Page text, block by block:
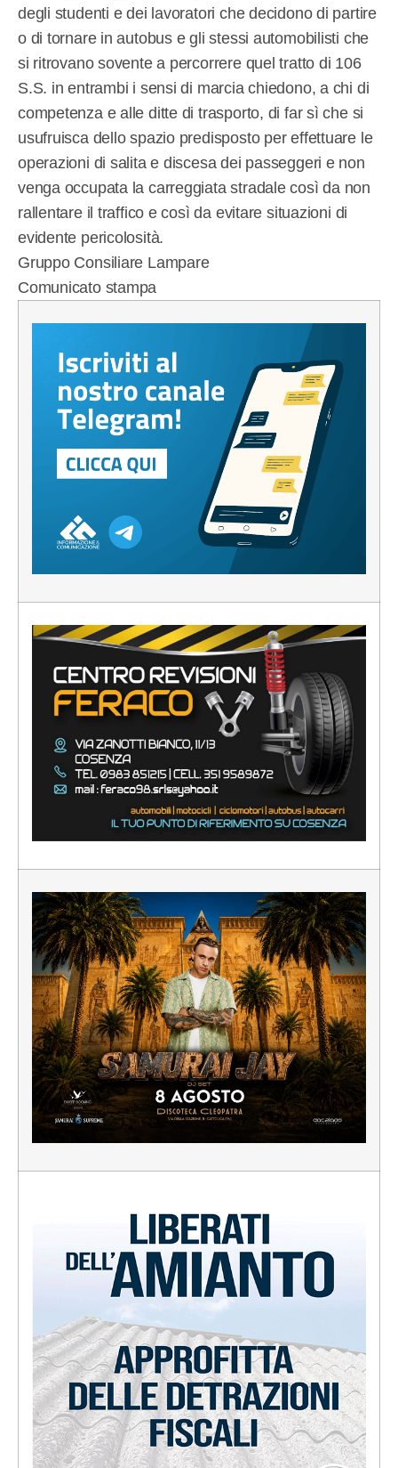
degli studenti e dei lavoratori che decidono di partire
o di tornare in autobus e gli stessi automobilisti che
si ritrovano sovente a percorrere quel tratto di 106
S.S. in entrambi i sensi di marcia chiedono, a chi di
competenza e alle ditte di trasporto, di far sì che si
usufruisca dello spazio predisposto per effettuare le
operazioni di salita e discesa dei passeggeri e non
venga occupata la carreggiata stradale così da non
rallentare il traffico e così da evitare situazioni di
evidente pericolosità.
Gruppo Consiliare Lampare
Comunicato stampa